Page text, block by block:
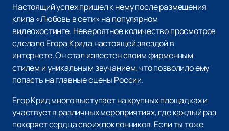
Настоящий успех пришел к нему после размещения
клипа «Любовь в сети» на популярном
видеохостинге. Невероятное количество просмотров
сделало Егора Крида настоящей звездой в
интернете. Он стал известен своим фирменным
стилем и уникальным звучанием, что позволило ему
попасть на главные сцены России.
Егор Крид много выступает на крупных площадках и
участвует в различных мероприятиях, где каждый раз
покоряет сердца своих поклонников. Если ты тоже